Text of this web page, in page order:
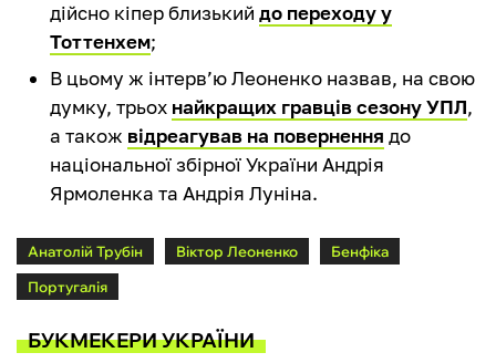
дійсно кіпер близький до переходу у
Тоттенхем;
В цьому ж інтерв’ю Леоненко назвав, на свою
думку, трьох найкращих гравців сезону УПЛ,
а також відреагував на повернення до
національної збірної України Андрія
Ярмоленка та Андрія Луніна.
Анатолій Трубін Віктор Леоненко
Бенфіка
Португалія
БУКМЕКЕРИ УКРАЇНИ